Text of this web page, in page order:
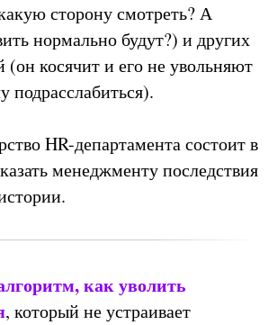
сторону смотреть? А
нормально будут?) и других
(он косячит и его не увольняют
подрасслабиться).
HR-департамента состоит в
менеджменту последствия
как уволить
, который не устраивает